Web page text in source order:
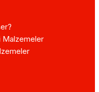
Malzemeler